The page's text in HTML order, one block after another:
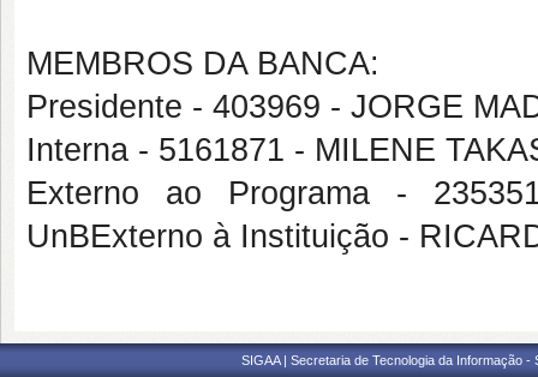
MEMBROS DA BANCA:
Presidente - 403969 - JORGE
Interna - 5161871 - MILENE
Externo ao Programa -
UnBExterno à Instituição -
SIGAA | Secretaria de Tecnologia da Informação